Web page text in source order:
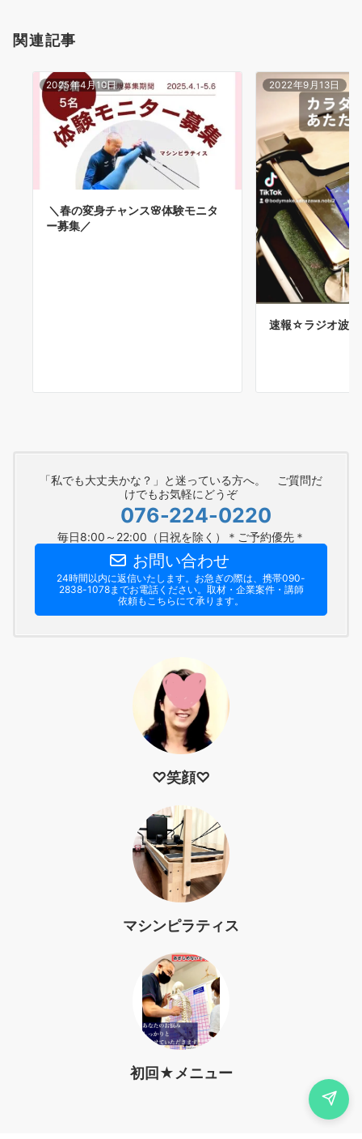
関連記事
2025年4月10日
＼春の変身チャンス🌸体験モニタ
ー募集／
2022年9月13日
速報☆ラジオ波
「私でも大丈夫かな？」と迷っている方へ。 ご質問だ
けでもお気軽にどうぞ
076-224-0220
毎日8:00～22:00（日祝を除く）＊ご予約優先＊
お問い合わせ
24時間以内に返信いたします。お急ぎの際は、携帯090-
2838-1078までお電話ください。​取材・企業案件・講師
依頼もこちらにて承ります。
♡笑顔♡
マシンピラティス
初回★メニュー